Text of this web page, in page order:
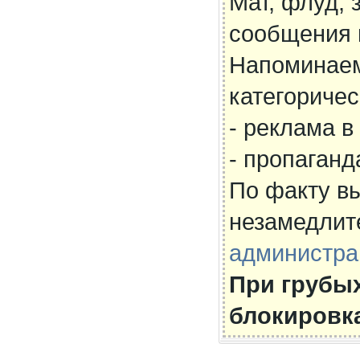
сообщения
- реклама в
-
По факту
При